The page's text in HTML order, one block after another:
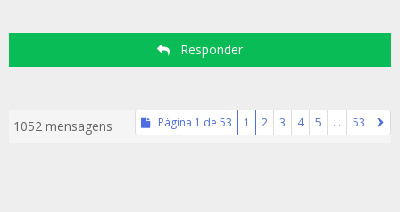
Responder
1052 mensagens Página 1 de 53 1 2 3 4 5 … 53